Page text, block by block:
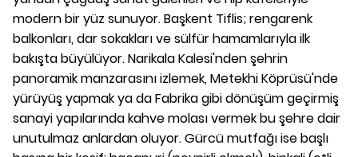
modern bir yüz sunuyor. Başkent Tiflis; rengarenk
balkonları, dar sokakları ve sülfür hamamlarıyla ilk
bakışta büyülüyor. Narikala Kalesi'nden şehrin
panoramik manzarasını izlemek, Metekhi Köprüsü'nde
yürüyüş yapmak ya da Fabrika gibi dönüşüm geçirmiş
sanayi yapılarında kahve molası vermek bu şehre dair
unutulmaz anlardan oluyor. Gürcü mutfağı ise başlı